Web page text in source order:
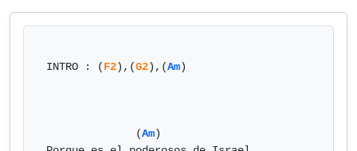
INTRO : (F2),(G2),(Am)
               (
Am)